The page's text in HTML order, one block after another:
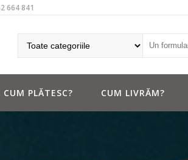
664 841
CUM PLĂTESC? CUM LIVRĂM?